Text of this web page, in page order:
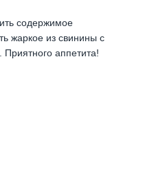
содержимое
жаркое из свинины с
аппетита!